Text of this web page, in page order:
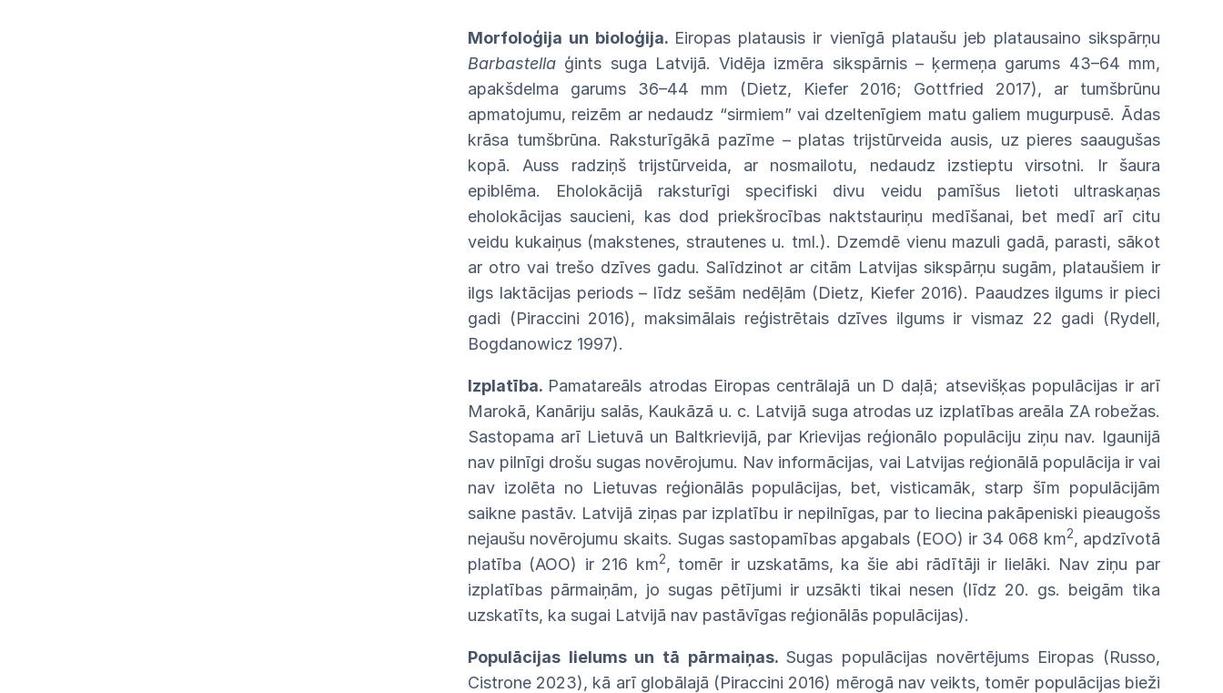
Morfoloģija un bioloģija. Eiropas platausis ir vienīgā plataušu jeb platausaino sikspārņu
Barbastella ģints suga Latvijā. Vidēja izmēra sikspārnis – ķermeņa garums 43–64 mm,
apakšdelma garums 36–44 mm (Dietz, Kiefer 2016; Gottfried 2017), ar tumšbrūnu
apmatojumu, reizēm ar nedaudz “sirmiem” vai dzeltenīgiem matu galiem mugurpusē. Ādas
krāsa tumšbrūna. Raksturīgākā pazīme – platas trijstūrveida ausis, uz pieres saaugušas
kopā. Auss radziņš trijstūrveida, ar nosmailotu, nedaudz izstieptu virsotni. Ir šaura
epiblēma. Eholokācijā raksturīgi specifiski divu veidu pamīšus lietoti ultraskaņas
eholokācijas saucieni, kas dod priekšrocības naktstauriņu medīšanai, bet medī arī citu
veidu kukaiņus (makstenes, strautenes u. tml.). Dzemdē vienu mazuli gadā, parasti, sākot
ar otro vai trešo dzīves gadu. Salīdzinot ar citām Latvijas sikspārņu sugām, plataušiem ir
ilgs laktācijas periods – līdz sešām nedēļām (Dietz, Kiefer 2016). Paaudzes ilgums ir pieci
gadi (Piraccini 2016), maksimālais reģistrētais dzīves ilgums ir vismaz 22 gadi (Rydell,
Bogdanowicz 1997).
Izplatība. Pamatareāls atrodas Eiropas centrālajā un D daļā; atsevišķas populācijas ir arī
Marokā, Kanāriju salās, Kaukāzā u. c. Latvijā suga atrodas uz izplatības areāla ZA robežas.
Sastopama arī Lietuvā un Baltkrievijā, par Krievijas reģionālo populāciju ziņu nav. Igaunijā
nav pilnīgi drošu sugas novērojumu. Nav informācijas, vai Latvijas reģionālā populācija ir vai
nav izolēta no Lietuvas reģionālās populācijas, bet, visticamāk, starp šīm populācijām
saikne pastāv. Latvijā ziņas par izplatību ir nepilnīgas, par to liecina pakāpeniski pieaugošs
nejaušu novērojumu skaits. Sugas sastopamības apgabals (EOO) ir 34 068 km2, apdzīvotā
platība (AOO) ir 216 km2, tomēr ir uzskatāms, ka šie abi rādītāji ir lielāki. Nav ziņu par
izplatības pārmaiņām, jo sugas pētījumi ir uzsākti tikai nesen (līdz 20. gs. beigām tika
uzskatīts, ka sugai Latvijā nav pastāvīgas reģionālās populācijas).
Populācijas lielums un tā pārmaiņas. Sugas populācijas novērtējums Eiropas (Russo,
Cistrone 2023), kā arī globālajā (Piraccini 2016) mērogā nav veikts, tomēr populācijas bieži